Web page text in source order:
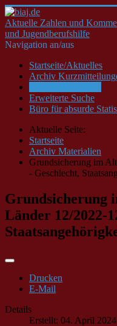
Aktuelle Zahlen und
und Jugendberufshilfe
Navigation an/aus
Startseite/Aktuelles
Archiv
Erweiterte Suche
Büro für absurde
Aktuelle Seite:
Startseite
Archiv Materialien
Grundsicherung im
- Geschlecht,
Grundsicherung
Länder 12/2022-
Drucken
E-Mail
Details
Erstellt: 04. April 2024